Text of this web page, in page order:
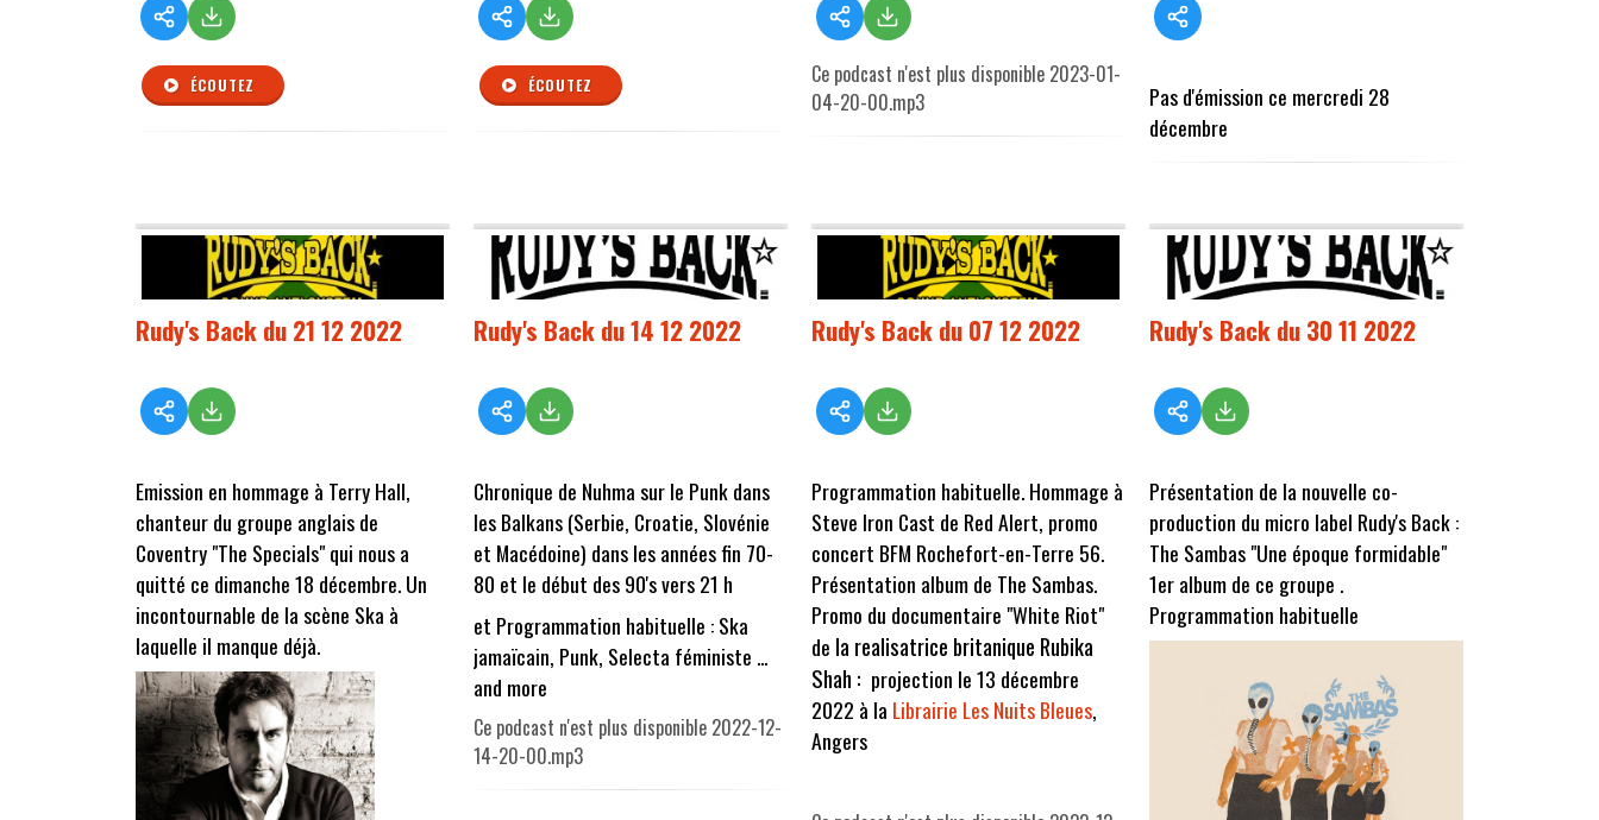
ÉCOUTEZ ÉCOUTEZ
Ce podcast n'est plus disponible 2023-01-
04-20-00.mp3
Pas d'émission ce mercredi 28
décembre
Rudy's Back du 21 12 2022
Emission en hommage à Terry Hall,
chanteur du groupe anglais de
Coventry "The Specials" qui nous a
quitté ce dimanche 18 décembre. Un
incontournable de la scène Ska à
laquelle il manque déjà.
Rudy's Back du 14 12 2022
Chronique de Nuhma sur le Punk dans
les Balkans (Serbie, Croatie, Slovénie
et Macédoine) dans les années fin 70-
80 et le début des 90's vers 21 h
et Programmation habituelle : Ska
jamaïcain, Punk, Selecta féministe ...
and more
Ce podcast n'est plus disponible 2022-12-
14-20-00.mp3
Rudy's Back du 07 12 2022
Programmation habituelle. Hommage à
Steve Iron Cast de Red Alert, promo
concert BFM Rochefort-en-Terre 56.
Présentation album de The Sambas.
Promo du documentaire "White Riot"
de la realisatrice britanique Rubika
Shah : projection le 13 décembre
2022 à la Librairie Les Nuits Bleues,
Angers
Rudy's Back du 30 11 2022
Présentation de la nouvelle co-
production du micro label Rudy's Back :
The Sambas "Une époque formidable"
1er album de ce groupe .
Programmation habituelle